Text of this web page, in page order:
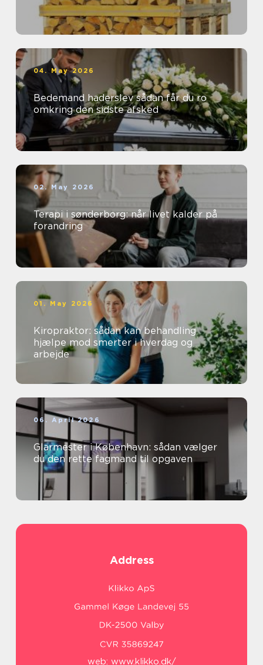
04. May 2026
Bedemand haderslev sådan får du ro
omkring den sidste afsked
02. May 2026
Terapi i sønderborg: når livet kalder på
forandring
01. May 2026
Kiropraktor: sådan kan behandling
hjælpe mod smerter i hverdag og
arbejde
06. April 2026
Glarmester i København: sådan vælger
du den rette fagmand til opgaven
Address
web: www.klikko.dk/